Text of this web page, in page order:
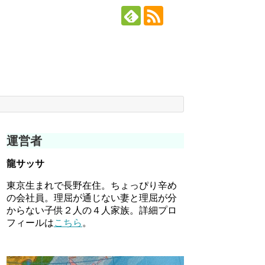
運営者
龍サッサ
東京生まれで長野在住。ちょっぴり辛め
の会社員。理屈が通じない妻と理屈が分
からない子供２人の４人家族。詳細プロ
フィールはこちら 。